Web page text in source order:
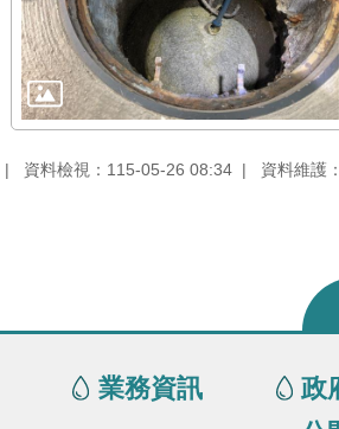
資料檢視：115-05-26 08:34 資料維護
業務資訊
政